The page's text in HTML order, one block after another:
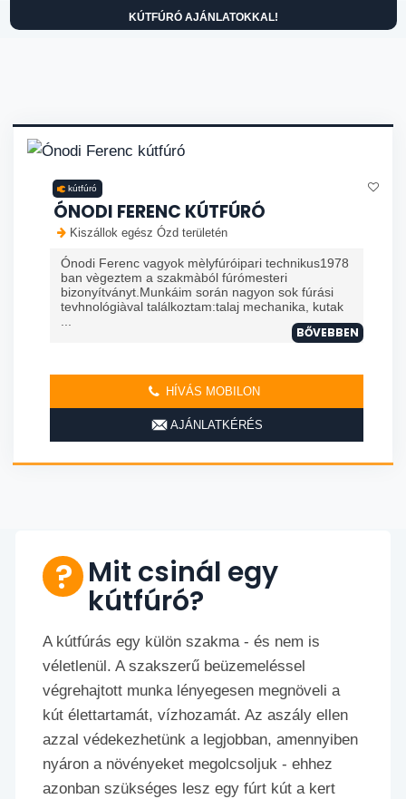
KÚTFÚRÓ AJÁNLATOKKAL!
kútfúró
ÓNODI FERENC KÚTFÚRÓ
Kiszállok egész Ózd területén
Ónodi Ferenc vagyok mèlyfúróipari technikus1978
ban vègeztem a szakmàból fúrómesteri
bizonyítványt.Munkáim során nagyon sok fúrási
tevhnológiàval találkoztam:talaj mechanika, kutak
BŐVEBBEN
HÍVÁS MOBILON
AJÁNLATKÉRÉS
Mit csinál egy
kútfúró?
A kútfúrás egy külön szakma - és nem is
véletlenül. A szakszerű beüzemeléssel
végrehajtott munka lényegesen megnöveli a
kút élettartamát, vízhozamát. Az aszály ellen
azzal védekezhetünk a legjobban, amennyiben
nyáron a növényeket megolcsoljuk - ehhez
azonban szükséges lesz egy fúrt kút a kert